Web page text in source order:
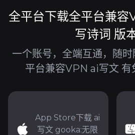
全平台下载全平台兼容
写诗词 版
一个账号，全端互通，随
平台兼容VPN ai写文 有
App Store下载 ai
写文 gooka:无限